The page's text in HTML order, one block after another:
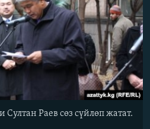
Раев сөз сүйлөп жатат.